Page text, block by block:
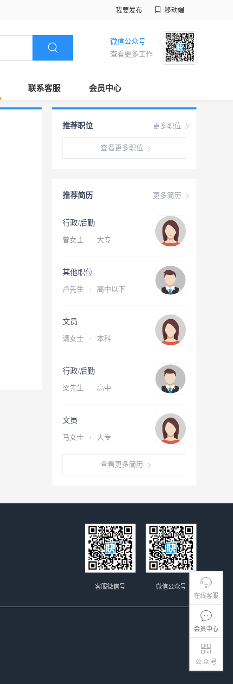
我要发布 移动端
微信公众号
查看更多工作
联系客服 会员中心
在线客服
会员中心
公 众 号
更多职位
推荐职位
查看更多职位
更多简历
推荐简历
行政/后勤
曾女士 · 大专
其他职位
卢先生 · 高中以下
文员
请女士 · 本科
行政/后勤
梁先生 · 高中
文员
马女士 · 大专
查看更多简历
微信公众号
客服微信号